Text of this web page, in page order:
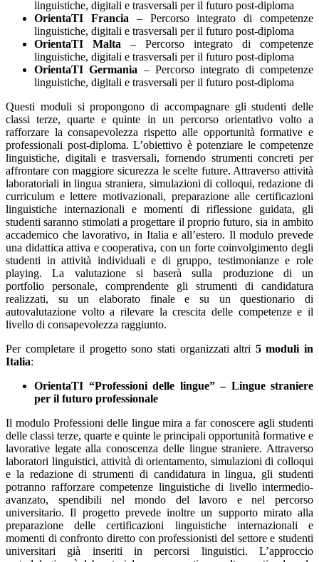
linguistiche, digitali e trasversali per il futuro post-diploma
OrientaTI Francia – Percorso integrato di competenze
linguistiche, digitali e trasversali per il futuro post-diploma
OrientaTI Malta – Percorso integrato di competenze
linguistiche, digitali e trasversali per il futuro post-diploma
OrientaTI Germania – Percorso integrato di competenze
linguistiche, digitali e trasversali per il futuro post-diploma
Questi moduli si propongono di accompagnare gli studenti delle
classi terze, quarte e quinte in un percorso orientativo volto a
rafforzare la consapevolezza rispetto alle opportunità formative e
professionali post-diploma. L’obiettivo è potenziare le competenze
linguistiche, digitali e trasversali, fornendo strumenti concreti per
affrontare con maggiore sicurezza le scelte future. Attraverso attività
laboratoriali in lingua straniera, simulazioni di colloqui, redazione di
curriculum e lettere motivazionali, preparazione alle certificazioni
linguistiche internazionali e momenti di riflessione guidata, gli
studenti saranno stimolati a progettare il proprio futuro, sia in ambito
accademico che lavorativo, in Italia e all’estero. Il modulo prevede
una didattica attiva e cooperativa, con un forte coinvolgimento degli
studenti in attività individuali e di gruppo, testimonianze e role
playing. La valutazione si baserà sulla produzione di un
portfolio personale, comprendente gli strumenti di candidatura
realizzati, su un elaborato finale e su un questionario di
autovalutazione volto a rilevare la crescita delle competenze e il
livello di consapevolezza raggiunto.
Per completare il progetto sono stati organizzati altri 5 moduli in
Italia:
OrientaTI “Professioni delle lingue” – Lingue straniere
per il futuro professionale
Il modulo Professioni delle lingue mira a far conoscere agli studenti
delle classi terze, quarte e quinte le principali opportunità formative e
lavorative legate alla conoscenza delle lingue straniere. Attraverso
laboratori linguistici, attività di orientamento, simulazioni di colloqui
e la redazione di strumenti di candidatura in lingua, gli studenti
potranno rafforzare competenze linguistiche di livello intermedio-
avanzato, spendibili nel mondo del lavoro e nel percorso
universitario. Il progetto prevede inoltre un supporto mirato alla
preparazione delle certificazioni linguistiche internazionali e
momenti di confronto diretto con professionisti del settore e studenti
universitari già inseriti in percorsi linguistici. L’approccio